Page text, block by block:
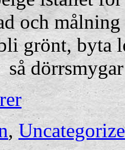
och
grönt, byta
så
,